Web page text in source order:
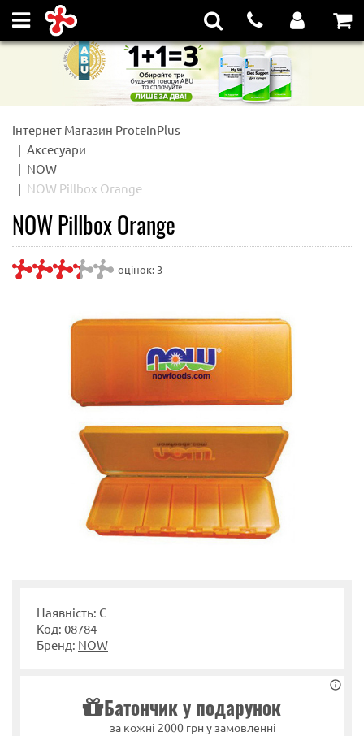
Інтернет Магазин ProteinPlus
Аксесуари
NOW
NOW Pillbox Orange
NOW Pillbox Orange
оцінок: 3
Батончик у подарунок
за кожні 2000 грн у замовленні
Наявність: Є
Код: 08784
Бренд: NOW